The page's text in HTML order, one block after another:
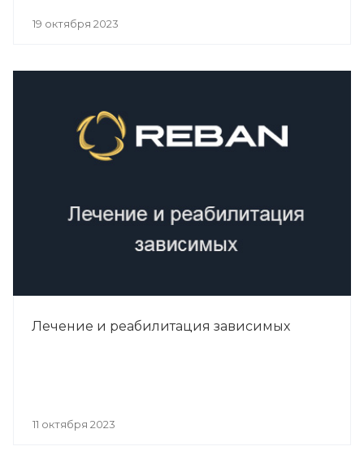
19 октября 2023
Лечение и реабилитация зависимых
11 октября 2023